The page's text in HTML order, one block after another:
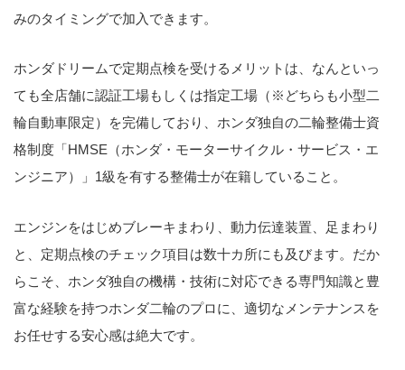
みのタイミングで加入できます。
ホンダドリームで定期点検を受けるメリットは、なんといっ
ても全店舗に認証工場もしくは指定工場（※どちらも小型二
輪自動車限定）を完備しており、ホンダ独自の二輪整備士資
格制度「HMSE（ホンダ・モーターサイクル・サービス・エ
ンジニア）」1級を有する整備士が在籍していること。
エンジンをはじめブレーキまわり、動力伝達装置、足まわり
と、定期点検のチェック項目は数十カ所にも及びます。だか
らこそ、ホンダ独自の機構・技術に対応できる専門知識と豊
富な経験を持つホンダ二輪のプロに、適切なメンテナンスを
お任せする安心感は絶大です。